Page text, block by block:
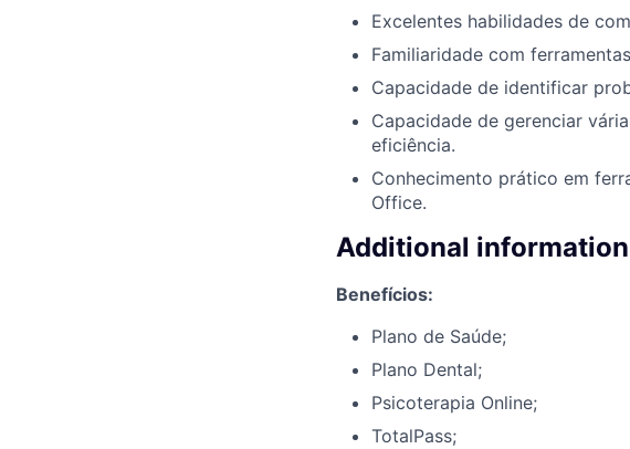
Excelentes habilidades de
Familiaridade com
Capacidade de identificar
Capacidade de gerenciar
eficiência.
Conhecimento prático em
Office.
Additional information
Benefícios:
Plano de Saúde;
Plano Dental;
Psicoterapia Online;
TotalPass;